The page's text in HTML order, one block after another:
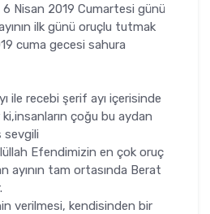
6 Nisan 2019 Cumartesi günü
ilk günü oruçlu tutmak
cuma gecesi sahura
ile recebi şerif ayı içerisinde
ki,insanların çoğu bu aydan
sevgili
Efendimizin en çok oruç
ayının tam ortasında Berat
verilmesi, kendisinden bir